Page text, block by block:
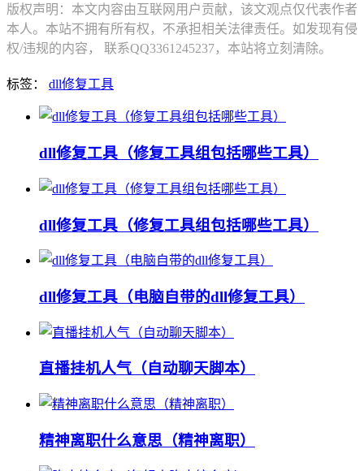
版权声明：本文内容由互联网用户贡献，该文观点仅代表作者
本人。本站不拥有所有权，不承担相关法律责任。如发现有侵
权/违规的内容， 联系QQ3361245237，本站将立刻清除。
标签： dll修复工具
dll修复工具（修复工具组包括哪些工具）
dll修复工具（修复工具组包括哪些工具）
dll修复工具（电脑自带的dll修复工具）
直播挂机人气（自动聊天脚本）
精神离职什么意思（精神离职）